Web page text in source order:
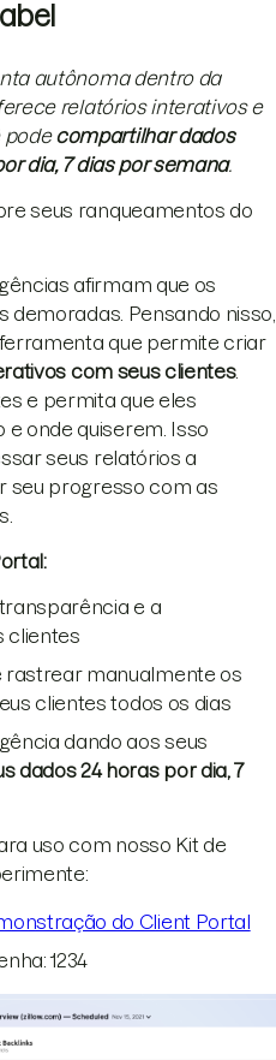
autônoma dentro da
relatórios interativos e
podecompartilhar dados
dia, 7 dias por semana.
seus ranqueamentos do
afirmam que os
Pensando nisso,
que permite criar
com seus clientes.
e permita que eles
onde quiserem. Isso
seus relatórios a
seu progresso com as
e a
clientes
rastrear manualmente os
clientes todos os dias
dando aos seus
dados 24 horas por dia, 7
uso com nosso Kit de
do Client Portal
1234